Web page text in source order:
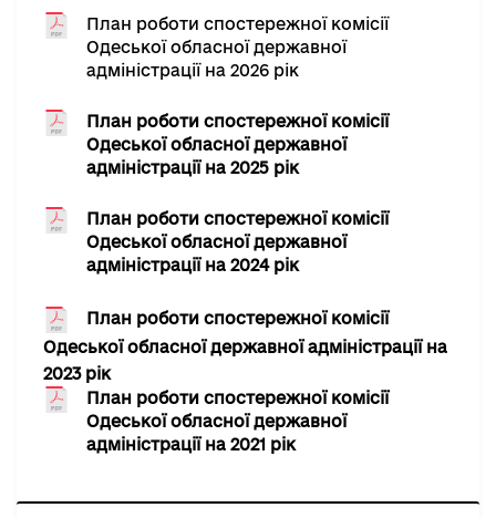
План роботи спостережної комісії
Одеської обласної державної
адміністрації на 2026 рік
План роботи спостережної комісії
Одеської обласної державної
адміністрації на 2025 рік
План роботи спостережної комісії
Одеської обласної державної
адміністрації на 2024 рік
План роботи спостережної комісії
Одеської обласної державної адміністрації на
2023 рік
План роботи спостережної комісії
Одеської обласної державної
адміністрації на 2021 рік